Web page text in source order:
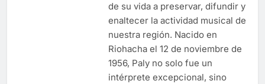
de su vida a preservar, difundir y
enaltecer la actividad musical de
nuestra región. Nacido en
Riohacha el 12 de noviembre de
1956, Paly no solo fue un
intérprete excepcional, sino